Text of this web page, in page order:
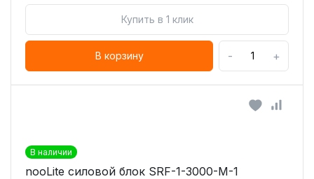
Купить в 1 клик
В корзину - +
В наличии
nooLite силовой блок SRF-1-3000-М-1